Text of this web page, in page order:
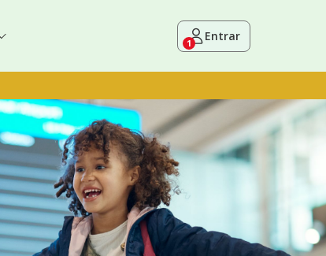
1 Entrar